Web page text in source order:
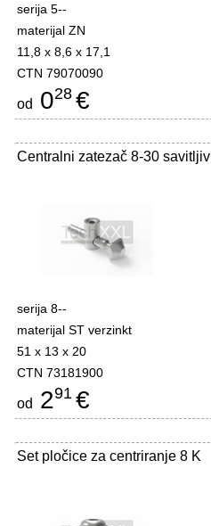
serija 5--
materijal ZN
11,8 x 8,6 x 17,1
CTN 79070090
od 028 €
Centralni zatezač 8-30 savitljiv
serija 8--
materijal ST verzinkt
51 x 13 x 20
CTN 73181900
od 291 €
Set pločice za centriranje 8 K